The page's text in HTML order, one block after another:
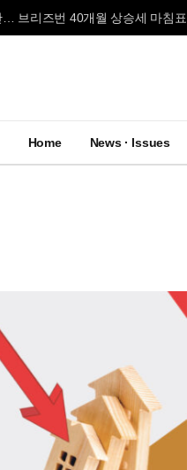
… 브리즈번 40개월 상승세 마침표
Home News · Issues